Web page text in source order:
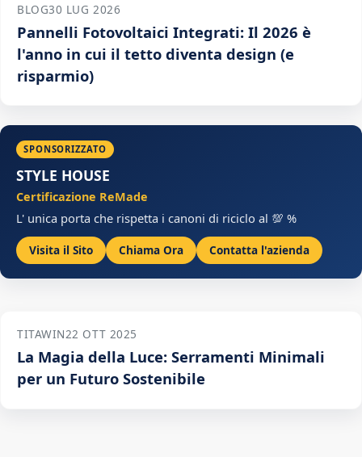
BLOG30 LUG 2026
Pannelli Fotovoltaici Integrati: Il 2026 è
l'anno in cui il tetto diventa design (e
risparmio)
SPONSORIZZATO
STYLE HOUSE
Certificazione ReMade
L' unica porta che rispetta i canoni di riciclo al 💯 %
Visita il Sito Chiama Ora Contatta l'azienda
TITAWIN22 OTT 2025
La Magia della Luce: Serramenti Minimali
per un Futuro Sostenibile